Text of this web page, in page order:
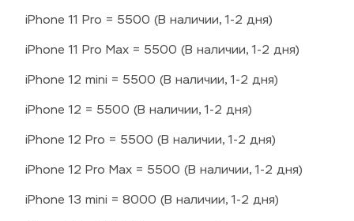
iPhone 11 Pro = 5500 (В наличии, 1-2 дня)
iPhone 11 Pro Max = 5500 (В наличии, 1-2 дня)
iPhone 12 mini = 5500 (В наличии, 1-2 дня)
iPhone 12 = 5500 (В наличии, 1-2 дня)
iPhone 12 Pro = 5500 (В наличии, 1-2 дня)
iPhone 12 Pro Max = 5500 (В наличии, 1-2 дня)
iPhone 13 mini = 8000 (В наличии, 1-2 дня)